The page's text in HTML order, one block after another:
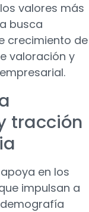
valores más
busca
crecimiento de
valoración y
tracción
en los
impulsan a